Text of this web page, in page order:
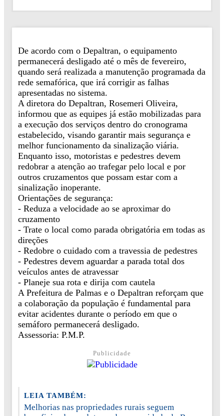
De acordo com o Depaltran, o equipamento
permanecerá desligado até o mês de fevereiro,
quando será realizada a manutenção programada da
rede semafórica, que irá corrigir as falhas
apresentadas no sistema.
A diretora do Depaltran, Rosemeri Oliveira,
informou que as equipes já estão mobilizadas para
a execução dos serviços dentro do cronograma
estabelecido, visando garantir mais segurança e
melhor funcionamento da sinalização viária.
Enquanto isso, motoristas e pedestres devem
redobrar a atenção ao trafegar pelo local e por
outros cruzamentos que possam estar com a
sinalização inoperante.
Orientações de segurança:
- Reduza a velocidade ao se aproximar do
cruzamento
- Trate o local como parada obrigatória em todas as
direções
- Redobre o cuidado com a travessia de pedestres
- Pedestres devem aguardar a parada total dos
veículos antes de atravessar
- Planeje sua rota e dirija com cautela
A Prefeitura de Palmas e o Depaltran reforçam que
a colaboração da população é fundamental para
evitar acidentes durante o período em que o
semáforo permanecerá desligado.
Assessoria: P.M.P.
Publicidade
LEIA TAMBÉM:
Melhorias nas propriedades rurais seguem